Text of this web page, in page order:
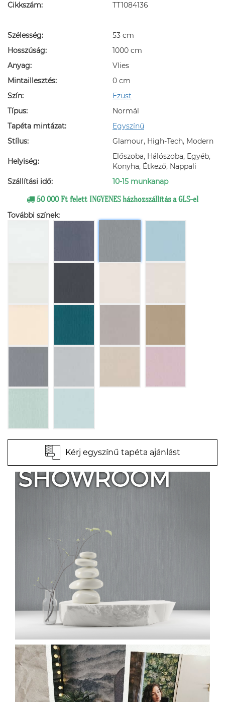
Cikkszám: TT1084136
Szélesség:
53 cm
Hosszúság:
1000 cm
Anyag:
Vlies
Mintaillesztés:
0 cm
Szín:
Ezüst
Típus:
Normál
Tapéta mintázat:
Egyszínű
Stílus:
Glamour, High-Tech, Modern
Helyiség:
Előszoba, Hálószoba, Egyéb,
Konyha, Étkező, Nappali
Szállítási idő:
10-15 munkanap
50 000 Ft felett INGYENES házhozszállítás a GLS-el
További színek:
Kérj egyszínű tapéta ajánlást
SHOWROOM